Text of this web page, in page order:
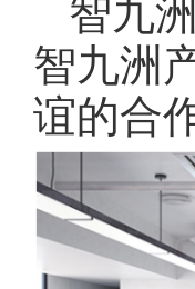
智九
智九洲
谊的合